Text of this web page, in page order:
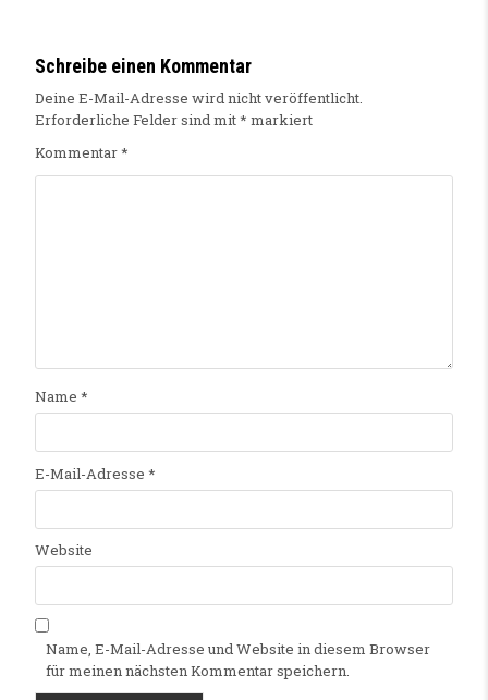
Schreibe einen Kommentar
Deine E-Mail-Adresse wird nicht veröffentlicht.
Erforderliche Felder sind mit* markiert
Kommentar*
Name *
E-Mail-Adresse *
Website
Name, E-Mail-Adresse und Website in diesem Browser
für meinen nächsten Kommentar speichern.